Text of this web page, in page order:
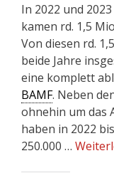
In 2022 und
kamen rd. 1,5
Von diesen rd.
beide Jahre
eine komplett
BAMF. Neben
ohnehin um das
haben in 2022
250.000 …